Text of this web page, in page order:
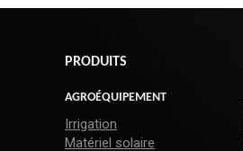
PRODUITS
AGROÉQUIPEMENT
Irrigation
Matériel solaire